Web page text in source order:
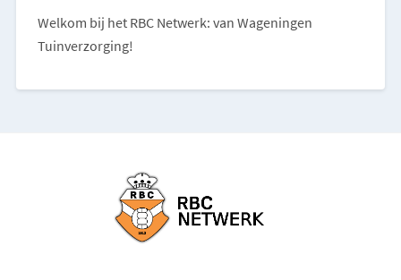
Welkom bij het RBC Netwerk: van Wageningen
Tuinverzorging!